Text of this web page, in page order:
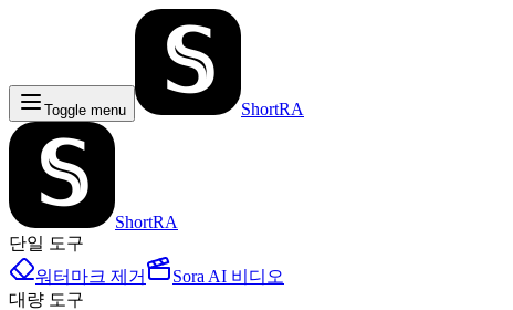
Toggle menu ShortRA
ShortRA
단일 도구
워터마크 제거
Sora AI 비디오
대량 도구